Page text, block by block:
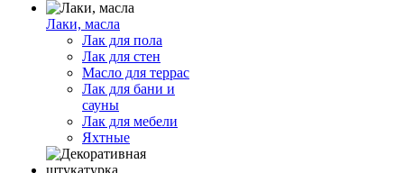
Лаки, масла
Лак для пола
Лак для стен
Масло для террас
Лак для бани и
сауны
Лак для мебели
Яхтные